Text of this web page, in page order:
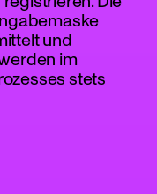
und
im
stets